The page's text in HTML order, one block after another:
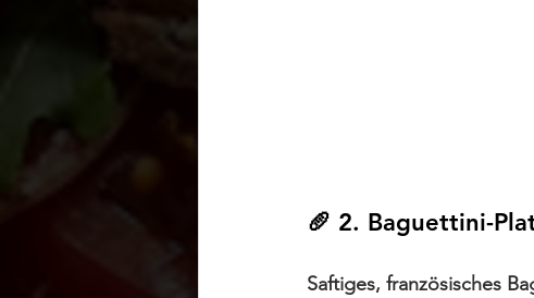
🥖 2. Baguettini-
Saftiges, französisches